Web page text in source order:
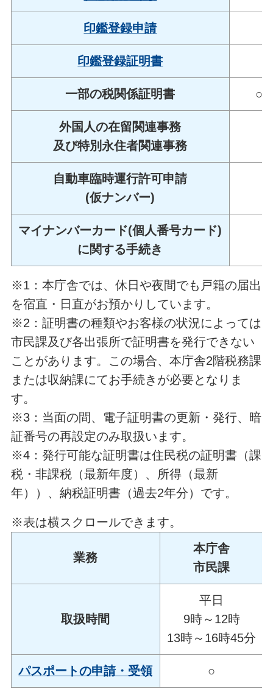
印鑑登録申請
印鑑登録証明書
一部の税関係証明書
外国人の在留関連事務
及び特別永住者関連事務
自動車臨時運行許可申請
(仮ナンバー)
マイナンバーカード(個人番号カード)
に関する手続き
※1：本庁舎では、休日や夜間でも戸籍の届出
を宿直・日直がお預かりしています。
※2：証明書の種類やお客様の状況によっては
市民課及び各出張所で証明書を発行できない
ことがあります。この場合、本庁舎2階税務課
または収納課にてお手続きが必要となりま
す。
※3：当面の間、電子証明書の更新・発行、暗
証番号の再設定のみ取扱います。
※4：発行可能な証明書は住民税の証明書（課
税・非課税（最新年度）、所得（最新
年））、納税証明書（過去2年分）です。
※表は横スクロールできます。
業務
本庁舎
市民課
取扱時間
平日
9時～12時
13時～16時45分
パスポートの申請・受領 ○